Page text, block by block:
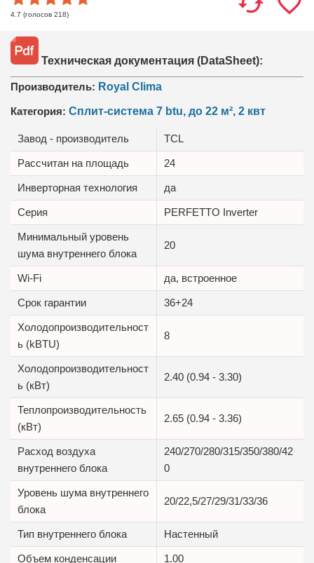
4.7 (голосов 218)
Техническая документация (DataSheet):
Производитель: Royal Clima
Категория: Сплит-система 7 btu, до 22 м², 2 квт
Завод - производитель TCL
Рассчитан на площадь 24
Инверторная технология да
Серия PERFETTO Inverter
Минимальный уровень
шума внутреннего блока
20
Wi-Fi да, встроенное
Срок гарантии 36+24
Холодопроизводительност
ь (kBTU)
8
Холодопроизводительност
ь (кВт)
2.40 (0.94 - 3.30)
Теплопроизводительность
(кВт)
2.65 (0.94 - 3.36)
Расход воздуха
внутреннего блока
240/270/280/315/350/380/42
0
Уровень шума внутреннего
блока
20/22,5/27/29/31/33/36
Тип внутреннего блока Настенный
Объем конденсации 1.00